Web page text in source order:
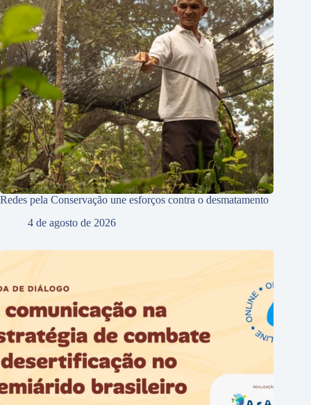
Redes pela Conservação une esforços contra o desmatamento
4 de agosto de 2026